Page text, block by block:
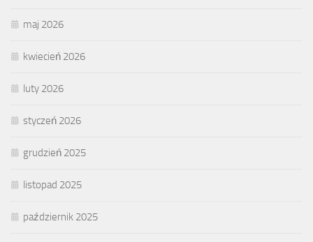
maj 2026
kwiecień 2026
luty 2026
styczeń 2026
grudzień 2025
listopad 2025
październik 2025